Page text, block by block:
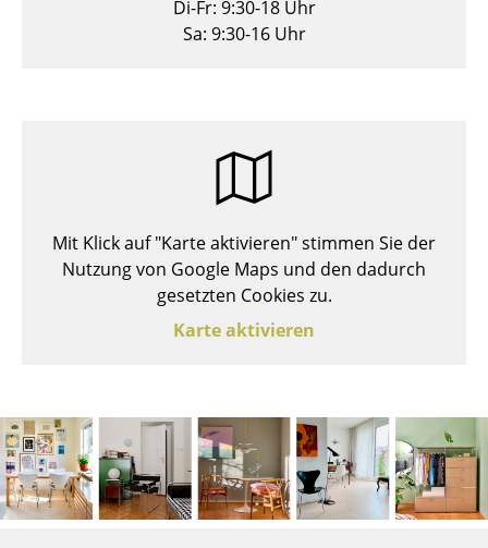
Schaukelstühle
Bürodrehstühle
Konferenzstühle
Einzelteile
... alle Sitzmöbel
Tische
Di-Fr: 9:30-18 Uhr
Sa: 9:30-16 Uhr
Mit Klick auf "Karte aktivieren" stimmen Sie der
Nutzung von Google Maps und den dadurch
gesetzten Cookies zu.
Karte aktivieren